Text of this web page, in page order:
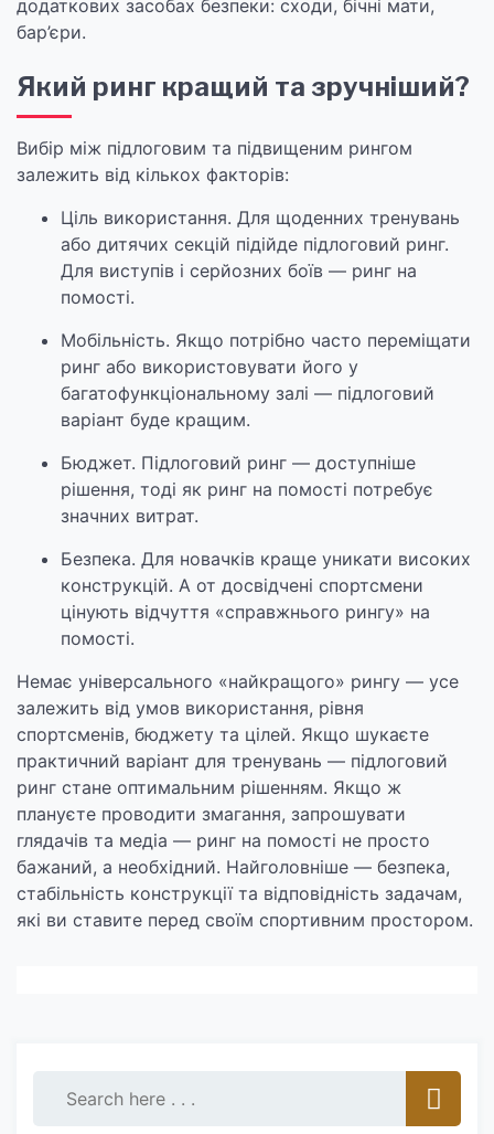
додаткових засобах безпеки: сходи, бічні мати,
бар’єри.
Який ринг кращий та зручніший?
Вибір між підлоговим та підвищеним рингом
залежить від кількох факторів:
Ціль використання. Для щоденних тренувань
або дитячих секцій підійде підлоговий ринг.
Для виступів і серйозних боїв — ринг на
помості.
Мобільність. Якщо потрібно часто переміщати
ринг або використовувати його у
багатофункціональному залі — підлоговий
варіант буде кращим.
Бюджет. Підлоговий ринг — доступніше
рішення, тоді як ринг на помості потребує
значних витрат.
Безпека. Для новачків краще уникати високих
конструкцій. А от досвідчені спортсмени
цінують відчуття «справжнього рингу» на
помості.
Немає універсального «найкращого» рингу — усе
залежить від умов використання, рівня
спортсменів, бюджету та цілей. Якщо шукаєте
практичний варіант для тренувань — підлоговий
ринг стане оптимальним рішенням. Якщо ж
плануєте проводити змагання, запрошувати
глядачів та медіа — ринг на помості не просто
бажаний, а необхідний. Найголовніше — безпека,
стабільність конструкції та відповідність задачам,
які ви ставите перед своїм спортивним простором.